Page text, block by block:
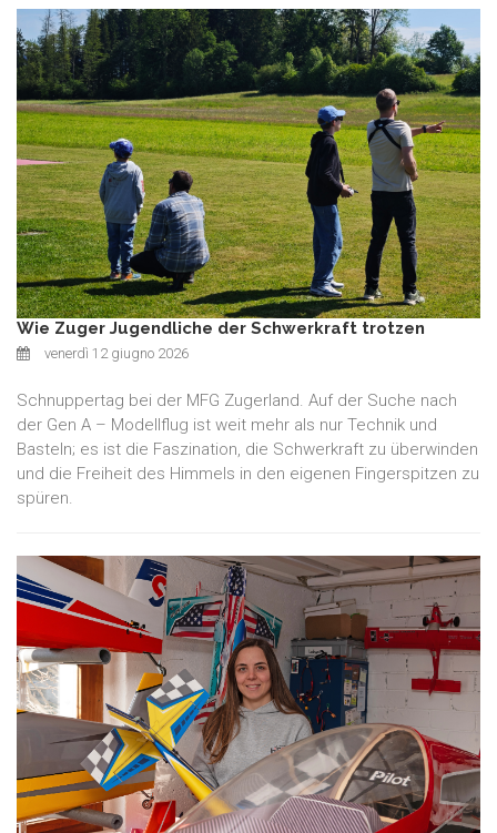
Wie Zuger Jugendliche der Schwerkraft trotzen
venerdì 12 giugno 2026
Schnuppertag bei der MFG Zugerland. Auf der Suche nach
der Gen A – Modellflug ist weit mehr als nur Technik und
Basteln; es ist die Faszination, die Schwerkraft zu überwinden
und die Freiheit des Himmels in den eigenen Fingerspitzen zu
spüren.